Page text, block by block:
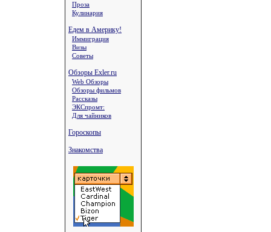
Проза
Кулинария
Едем в Америку!
Иммиграция
Визы
Советы
Обзоры Exler.ru
Web Обзоры
Обзоры фильмов
Рассказы
ЭКСпромт:
Для чайников
Гороскопы
Знакомства